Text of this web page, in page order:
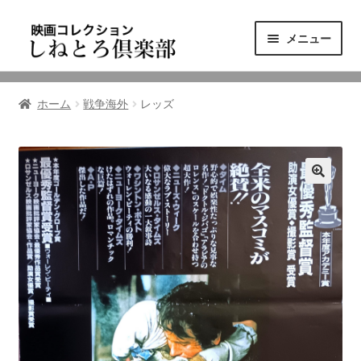
ゲ
シ
ン
へ
ス
キ
ッ
プ
テ
ツ
ス
キ
ッ
プ
メニュー
ニュース
東三河の映画館
しねとろ倶楽部について
リンクの旅
ホーム 戦争海外 レッズ